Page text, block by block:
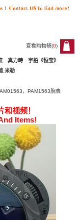
查看购物袋(0)
0
真力時
宇舶《恒宝》
.米勒
，PAM1563腕表
视频！
Items!